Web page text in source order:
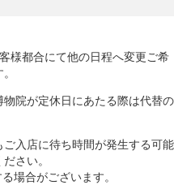
様都合にて他の日程へ変更ご希
院が定休日にあたる際は代替の
入店に待ち時間が発生する可能
さい。
場合がございます。